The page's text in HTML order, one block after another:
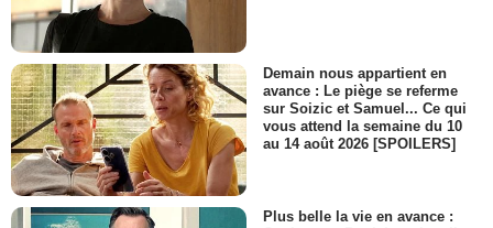
Demain nous appartient en
avance : Le piège se referme
sur Soizic et Samuel... Ce qui
vous attend la semaine du 10
au 14 août 2026 [SPOILERS]
Plus belle la vie en avance :